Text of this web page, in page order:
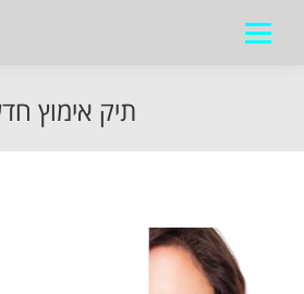
תיק אימוץ